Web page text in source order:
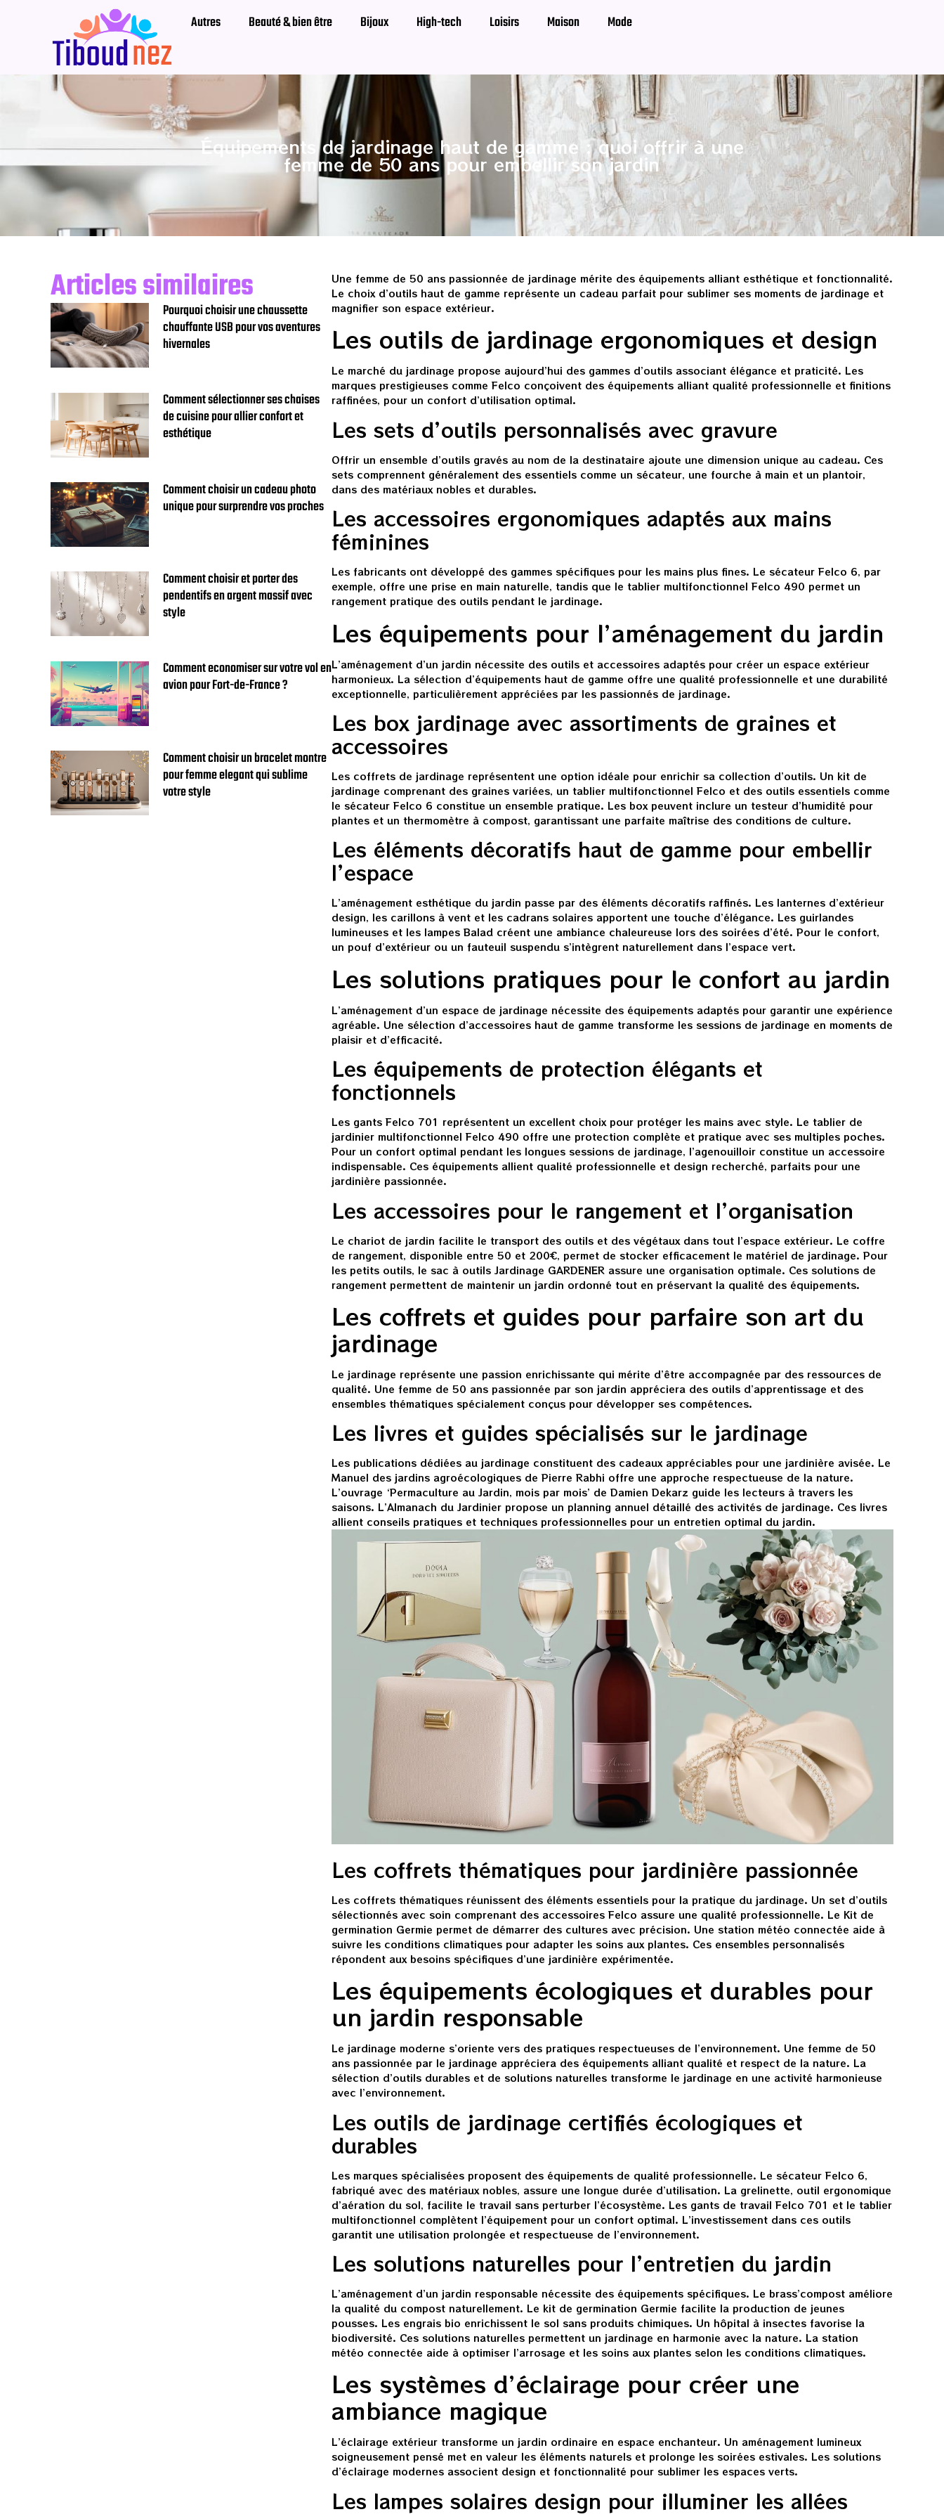
Autres Beauté & bien être Bijoux High-tech Loisirs Maison Mode
Équipements de jardinage haut de gamme : quoi offrir à une
femme de 50 ans pour embellir son jardin
Articles similaires
Pourquoi choisir une chaussette
chauffante USB pour vos aventures
hivernales
Comment sélectionner ses chaises
de cuisine pour allier confort et
esthétique
Comment choisir un cadeau photo
unique pour surprendre vos proches
Comment choisir et porter des
pendentifs en argent massif avec
style
Comment economiser sur votre vol en
avion pour Fort-de-France ?
Comment choisir un bracelet montre
pour femme elegant qui sublime
votre style
Une femme de 50 ans passionnée de jardinage mérite des équipements alliant esthétique et fonctionnalité.
Le choix d’outils haut de gamme représente un cadeau parfait pour sublimer ses moments de jardinage et
magnifier son espace extérieur.
Les outils de jardinage ergonomiques et design
Le marché du jardinage propose aujourd’hui des gammes d’outils associant élégance et praticité. Les
marques prestigieuses comme Felco conçoivent des équipements alliant qualité professionnelle et finitions
raffinées, pour un confort d’utilisation optimal.
Les sets d’outils personnalisés avec gravure
Offrir un ensemble d’outils gravés au nom de la destinataire ajoute une dimension unique au cadeau. Ces
sets comprennent généralement des essentiels comme un sécateur, une fourche à main et un plantoir,
dans des matériaux nobles et durables.
Les accessoires ergonomiques adaptés aux mains
féminines
Les fabricants ont développé des gammes spécifiques pour les mains plus fines. Le sécateur Felco 6, par
exemple, offre une prise en main naturelle, tandis que le tablier multifonctionnel Felco 490 permet un
rangement pratique des outils pendant le jardinage.
Les équipements pour l’aménagement du jardin
L’aménagement d’un jardin nécessite des outils et accessoires adaptés pour créer un espace extérieur
harmonieux. La sélection d’équipements haut de gamme offre une qualité professionnelle et une durabilité
exceptionnelle, particulièrement appréciées par les passionnés de jardinage.
Les box jardinage avec assortiments de graines et
accessoires
Les coffrets de jardinage représentent une option idéale pour enrichir sa collection d’outils. Un kit de
jardinage comprenant des graines variées, un tablier multifonctionnel Felco et des outils essentiels comme
le sécateur Felco 6 constitue un ensemble pratique. Les box peuvent inclure un testeur d’humidité pour
plantes et un thermomètre à compost, garantissant une parfaite maîtrise des conditions de culture.
Les éléments décoratifs haut de gamme pour embellir
l’espace
L’aménagement esthétique du jardin passe par des éléments décoratifs raffinés. Les lanternes d’extérieur
design, les carillons à vent et les cadrans solaires apportent une touche d’élégance. Les guirlandes
lumineuses et les lampes Balad créent une ambiance chaleureuse lors des soirées d’été. Pour le confort,
un pouf d’extérieur ou un fauteuil suspendu s’intègrent naturellement dans l’espace vert.
Les solutions pratiques pour le confort au jardin
L’aménagement d’un espace de jardinage nécessite des équipements adaptés pour garantir une expérience
agréable. Une sélection d’accessoires haut de gamme transforme les sessions de jardinage en moments de
plaisir et d’efficacité.
Les équipements de protection élégants et
fonctionnels
Les gants Felco 701 représentent un excellent choix pour protéger les mains avec style. Le tablier de
jardinier multifonctionnel Felco 490 offre une protection complète et pratique avec ses multiples poches.
Pour un confort optimal pendant les longues sessions de jardinage, l’agenouilloir constitue un accessoire
indispensable. Ces équipements allient qualité professionnelle et design recherché, parfaits pour une
jardinière passionnée.
Les accessoires pour le rangement et l’organisation
Le chariot de jardin facilite le transport des outils et des végétaux dans tout l’espace extérieur. Le coffre
de rangement, disponible entre 50 et 200€, permet de stocker efficacement le matériel de jardinage. Pour
les petits outils, le sac à outils Jardinage GARDENER assure une organisation optimale. Ces solutions de
rangement permettent de maintenir un jardin ordonné tout en préservant la qualité des équipements.
Les coffrets et guides pour parfaire son art du
jardinage
Le jardinage représente une passion enrichissante qui mérite d’être accompagnée par des ressources de
qualité. Une femme de 50 ans passionnée par son jardin appréciera des outils d’apprentissage et des
ensembles thématiques spécialement conçus pour développer ses compétences.
Les livres et guides spécialisés sur le jardinage
Les publications dédiées au jardinage constituent des cadeaux appréciables pour une jardinière avisée. Le
Manuel des jardins agroécologiques de Pierre Rabhi offre une approche respectueuse de la nature.
L’ouvrage ‘Permaculture au Jardin, mois par mois’ de Damien Dekarz guide les lecteurs à travers les
saisons. L’Almanach du Jardinier propose un planning annuel détaillé des activités de jardinage. Ces livres
allient conseils pratiques et techniques professionnelles pour un entretien optimal du jardin.
Les coffrets thématiques pour jardinière passionnée
Les coffrets thématiques réunissent des éléments essentiels pour la pratique du jardinage. Un set d’outils
sélectionnés avec soin comprenant des accessoires Felco assure une qualité professionnelle. Le Kit de
germination Germie permet de démarrer des cultures avec précision. Une station météo connectée aide à
suivre les conditions climatiques pour adapter les soins aux plantes. Ces ensembles personnalisés
répondent aux besoins spécifiques d’une jardinière expérimentée.
Les équipements écologiques et durables pour
un jardin responsable
Le jardinage moderne s’oriente vers des pratiques respectueuses de l’environnement. Une femme de 50
ans passionnée par le jardinage appréciera des équipements alliant qualité et respect de la nature. La
sélection d’outils durables et de solutions naturelles transforme le jardinage en une activité harmonieuse
avec l’environnement.
Les outils de jardinage certifiés écologiques et
durables
Les marques spécialisées proposent des équipements de qualité professionnelle. Le sécateur Felco 6,
fabriqué avec des matériaux nobles, assure une longue durée d’utilisation. La grelinette, outil ergonomique
d’aération du sol, facilite le travail sans perturber l’écosystème. Les gants de travail Felco 701 et le tablier
multifonctionnel complètent l’équipement pour un confort optimal. L’investissement dans ces outils
garantit une utilisation prolongée et respectueuse de l’environnement.
Les solutions naturelles pour l’entretien du jardin
L’aménagement d’un jardin responsable nécessite des équipements spécifiques. Le brass’compost améliore
la qualité du compost naturellement. Le kit de germination Germie facilite la production de jeunes
pousses. Les engrais bio enrichissent le sol sans produits chimiques. Un hôpital à insectes favorise la
biodiversité. Ces solutions naturelles permettent un jardinage en harmonie avec la nature. La station
météo connectée aide à optimiser l’arrosage et les soins aux plantes selon les conditions climatiques.
Les systèmes d’éclairage pour créer une
ambiance magique
L’éclairage extérieur transforme un jardin ordinaire en espace enchanteur. Un aménagement lumineux
soigneusement pensé met en valeur les éléments naturels et prolonge les soirées estivales. Les solutions
d’éclairage modernes associent design et fonctionnalité pour sublimer les espaces verts.
Les lampes solaires design pour illuminer les allées